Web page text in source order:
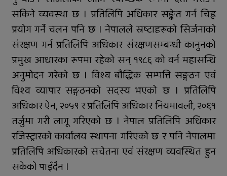
सकिने व्यवस्था छ । प्रतिलिपि अधिकार सङ्केत गर्न चिह्न
प्रयोग गर्ने चलन पनि छ । नेपालले स्रष्टाहरूको सिर्जनाको
संरक्षण गर्न प्रतिलिपि अधिकार संरक्षणसम्बन्धी कानुनको
प्रमुख आधारका रूपमा रहेको सन् १९८६ को वर्न महासन्धि
अनुमोदन गरेको छ । विश्व बौद्धिक सम्पत्ति सङ्गठन एवं
विश्व व्यापार सङ्गठनको सदस्य भएको छ । प्रतिलिपि
अधिकार ऐन, २०५९ र प्रतिलिपि अधिकार नियमावली, २०६१
तर्जुमा गरी लागू गरिएको छ । नेपाल प्रतिलिपि अधिकार
रजिस्ट्रारको कार्यालय स्थापना गरिएको छ र पनि नेपालमा
प्रतिलिपि अधिकारको सचेतना एवं संरक्षण व्यवस्थित हुन
सकेको पाइँदैन ।